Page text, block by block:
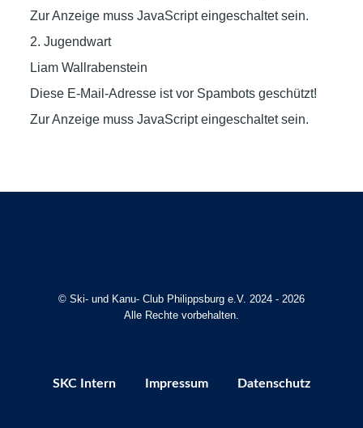
Zur Anzeige muss JavaScript eingeschaltet sein.
2. Jugendwart
Liam Wallrabenstein
Diese E-Mail-Adresse ist vor Spambots geschützt!
Zur Anzeige muss JavaScript eingeschaltet sein.
© Ski- und Kanu- Club Philippsburg e.V. 2024 - 2026
Alle Rechte vorbehalten.
SKC Intern Impressum Datenschutz